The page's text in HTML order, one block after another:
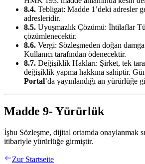
8.4. Tebligat: Madde 1’deki adresler
adresleridir.
8.5. Uyuşmazlık Çözümü: İhtilaflar
çözümlenecektir.
8.6. Vergi: Sözleşmeden doğan
Kullanıcı tarafından ödenecektir.
8.7. Değişiklik Hakları: Şirket, tek
değişiklik yapma hakkına sahiptir.
Portal’da yayınlandığı an yürürlüğe
Madde 9- Yürürlük
İşbu Sözleşme, dijital ortamda onaylanmak
itibariyle yürürlüğe girmiştir.
Zur Startseite